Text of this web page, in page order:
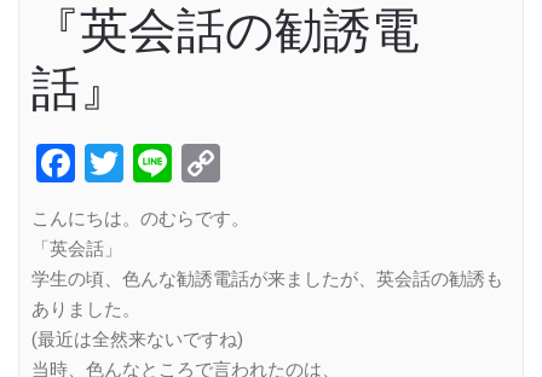
『英会話の勧誘電
話』
Facebook
Twitter
Line
Link
こんにちは。のむらです。
「英会話」
学生の頃、色んな勧誘電話が来ましたが、英会話の勧誘も
ありました。
(最近は全然来ないですね)
当時、色んなところで言われたのは、